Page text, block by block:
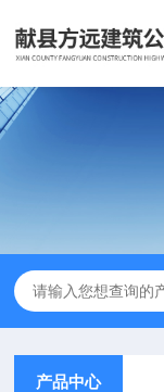
产品中心